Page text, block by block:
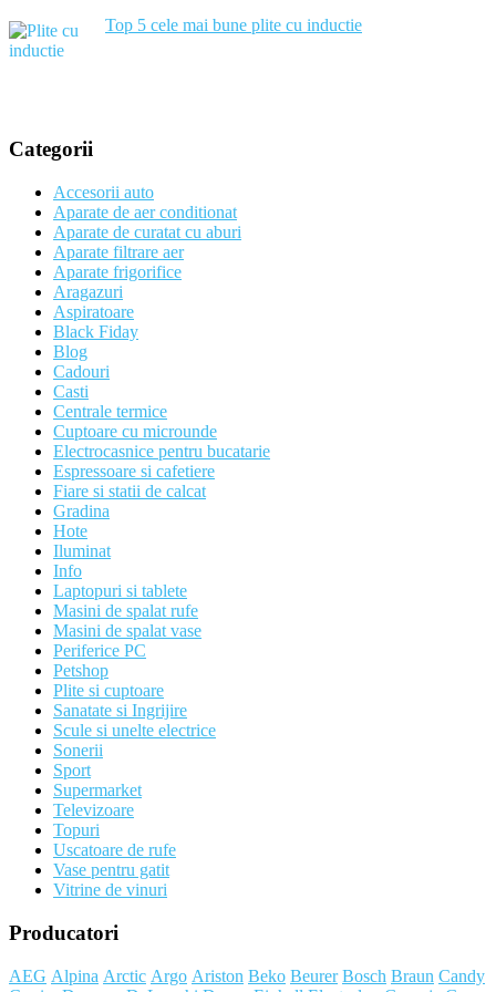
Top 5 cele mai bune plite cu inductie
Categorii
Accesorii auto
Aparate de aer conditionat
Aparate de curatat cu aburi
Aparate filtrare aer
Aparate frigorifice
Aragazuri
Aspiratoare
Black Fiday
Blog
Cadouri
Casti
Centrale termice
Cuptoare cu microunde
Electrocasnice pentru bucatarie
Espressoare si cafetiere
Fiare si statii de calcat
Gradina
Hote
Iluminat
Info
Laptopuri si tablete
Masini de spalat rufe
Masini de spalat vase
Periferice PC
Petshop
Plite si cuptoare
Sanatate si Ingrijire
Scule si unelte electrice
Sonerii
Sport
Supermarket
Televizoare
Topuri
Uscatoare de rufe
Vase pentru gatit
Vitrine de vinuri
Producatori
AEG Alpina Arctic Argo Ariston Beko Beurer Bosch Braun Candy